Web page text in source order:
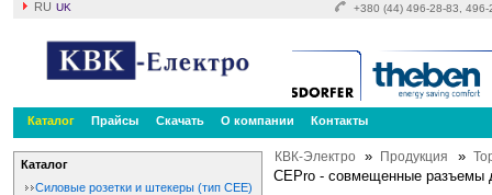
RU UK +380 (44) 496-28-83,
Каталог Прайсы Скачать О компании Контакты
Каталог
Cиловые розетки и штекеры (тип СЕЕ)
КВК-Электро » Продукция »
CEPro - совмещенные разъемы